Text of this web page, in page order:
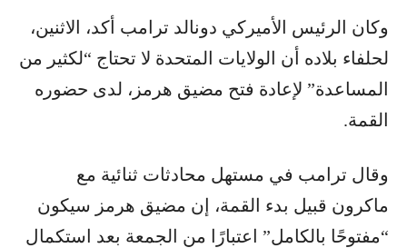
وكان الرئيس الأميركي دونالد ترامب أكد، الاثنين،
لحلفاء بلاده أن الولايات المتحدة لا تحتاج “لكثير من
المساعدة” لإعادة فتح مضيق هرمز، لدى حضوره
القمة.
وقال ترامب في مستهل محادثات ثنائية مع
ماكرون قبيل بدء القمة، إن مضيق هرمز سيكون
“مفتوحًا بالكامل” اعتبارًا من الجمعة بعد استكمال